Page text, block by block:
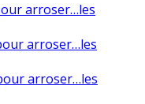
arroser…les
arroser…les
arroser…les